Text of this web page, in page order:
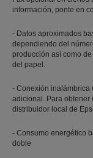
información, ponte en
- Datos aproximados
dependiendo del
producción así como
del papel.
- Conexión inalámbrica
adicional. Para obtener
distribuidor local de
- Consumo energético
doble